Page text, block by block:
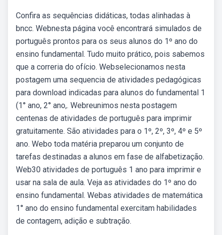
Confira as sequências didáticas, todas alinhadas à
bncc. Webnesta página você encontrará simulados de
português prontos para os seus alunos do 1º ano do
ensino fundamental. Tudo muito prático, pois sabemos
que a correria do ofício. Webselecionamos nesta
postagem uma sequencia de atividades pedagógicas
para download indicadas para alunos do fundamental 1
(1° ano, 2° ano,. Webreunimos nesta postagem
centenas de atividades de português para imprimir
gratuitamente. São atividades para o 1º, 2º, 3º, 4º e 5º
ano. Webo toda matéria preparou um conjunto de
tarefas destinadas a alunos em fase de alfabetização.
Web30 atividades de português 1 ano para imprimir e
usar na sala de aula. Veja as atividades do 1º ano do
ensino fundamental. Webas atividades de matemática
1° ano do ensino fundamental exercitam habilidades
de contagem, adição e subtração.